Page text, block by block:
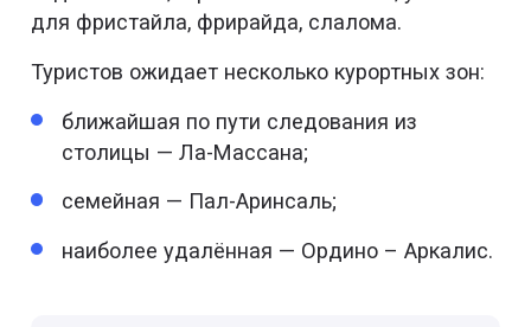
для фристайла, фрирайда, слалома.
Туристов ожидает несколько курортных зон:
ближайшая по пути следования из
столицы — Ла-Массана;
семейная — Пал-Аринсаль;
наиболее удалённая — Ордино – Аркалис.